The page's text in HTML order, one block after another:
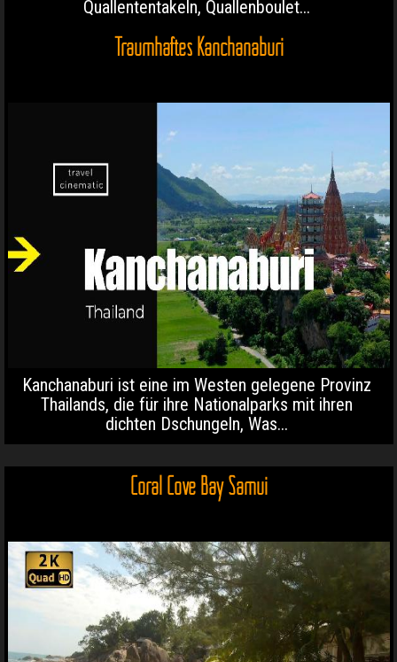
Quallententakeln, Quallenboulet...
Traumhaftes Kanchanaburi
Kanchanaburi ist eine im Westen gelegene Provinz
Thailands, die für ihre Nationalparks mit ihren
dichten Dschungeln, Was...
Coral Cove Bay Samui